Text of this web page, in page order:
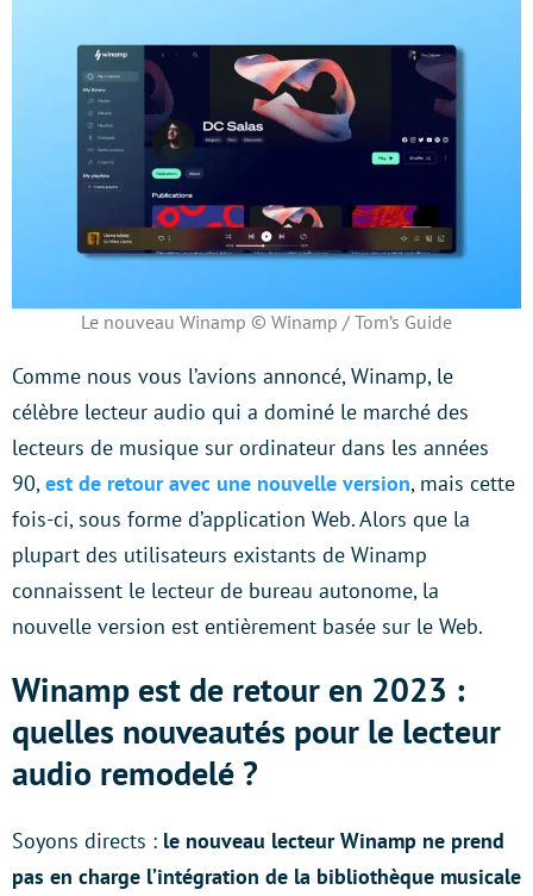
Le nouveau Winamp © Winamp / Tom’s Guide
Comme nous vous l’avions annoncé, Winamp, le
célèbre lecteur audio qui a dominé le marché des
lecteurs de musique sur ordinateur dans les années
90, est de retour avec une nouvelle version, mais cette
fois-ci, sous forme d’application Web. Alors que la
plupart des utilisateurs existants de Winamp
connaissent le lecteur de bureau autonome, la
nouvelle version est entièrement basée sur le Web.
Winamp est de retour en 2023 :
quelles nouveautés pour le lecteur
audio remodelé ?
Soyons directs : le nouveau lecteur Winamp ne prend
pas en charge l’intégration de la bibliothèque musicale